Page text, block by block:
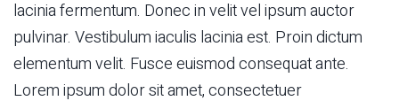
lacinia fermentum. Donec in velit vel ipsum auctor
pulvinar. Vestibulum iaculis lacinia est. Proin dictum
elementum velit. Fusce euismod consequat ante.
Lorem ipsum dolor sit amet, consectetuer